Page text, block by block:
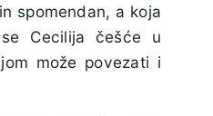
spomendan, a koja
Cecilija češće u
može povezati i